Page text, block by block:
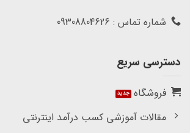
شماره تماس : 09308804626
دسترسی سریع
فروشگاه
مقالات آموزشی کسب درآمد اینترنتی